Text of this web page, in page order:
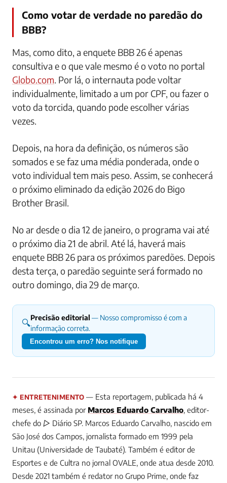
Como votar de verdade no paredão do
BBB?
Mas, como dito, a enquete BBB 26 é apenas
consultiva e o que vale mesmo é o voto no portal
Globo.com . Por lá, o internauta pode voltar
individualmente, limitado a um por CPF, ou fazer o
voto da torcida, quando pode escolher várias
vezes.
Depois, na hora da definição, os números são
somados e se faz uma média ponderada, onde o
voto individual tem mais peso. Assim, se conhecerá
o próximo eliminado da edição 2026 do Bigo
Brother Brasil.
No ar desde o dia 12 de janeiro, o programa vai até
o próximo dia 21 de abril. Até lá, haverá mais
enquete BBB 26 para os próximos paredões. Depois
desta terça, o paredão seguinte será formado no
outro domingo, dia 29 de março.
🔍Precisão editorial — Nosso compromisso é com a
informação correta.
Encontrou um erro? Nos notifique
✦ ENTRETENIMENTO — Esta reportagem, publicada há 4
meses, é assinada por Marcos Eduardo Carvalho , editor-
chefe do ▷ Diário SP. Marcos Eduardo Carvalho, nascido em
São José dos Campos, jornalista formado em 1999 pela
Unitau (Universidade de Taubaté). Também é editor de
Esportes e de Cultra no jornal OVALE, onde atua desde 2010.
Desde 2021 também é redator no Grupo Prime, onde faz